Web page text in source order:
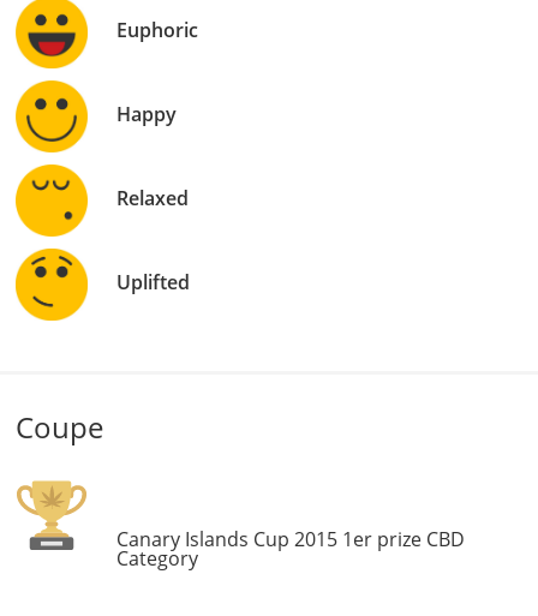
Euphoric
Happy
Relaxed
Uplifted
Coupe
Canary Islands Cup 2015 1er prize CBD
Category